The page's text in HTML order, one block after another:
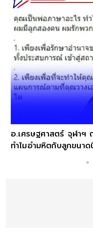
อ.เศรษฐศาสตร์ จุฬาฯ
ทำไมอำมหิตกับลูกขนาด